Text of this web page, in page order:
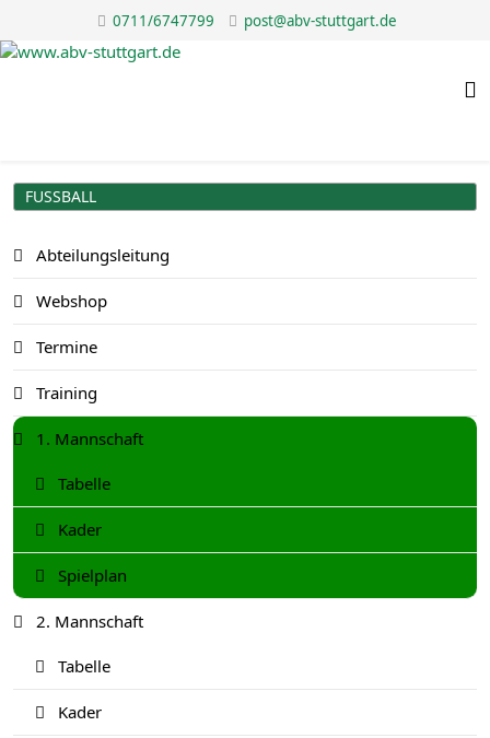
0711/6747799 post@abv-stuttgart.de
FUSSBALL
Abteilungsleitung
Webshop
Termine
Training
1. Mannschaft
Tabelle
Kader
Spielplan
2. Mannschaft
Tabelle
Kader